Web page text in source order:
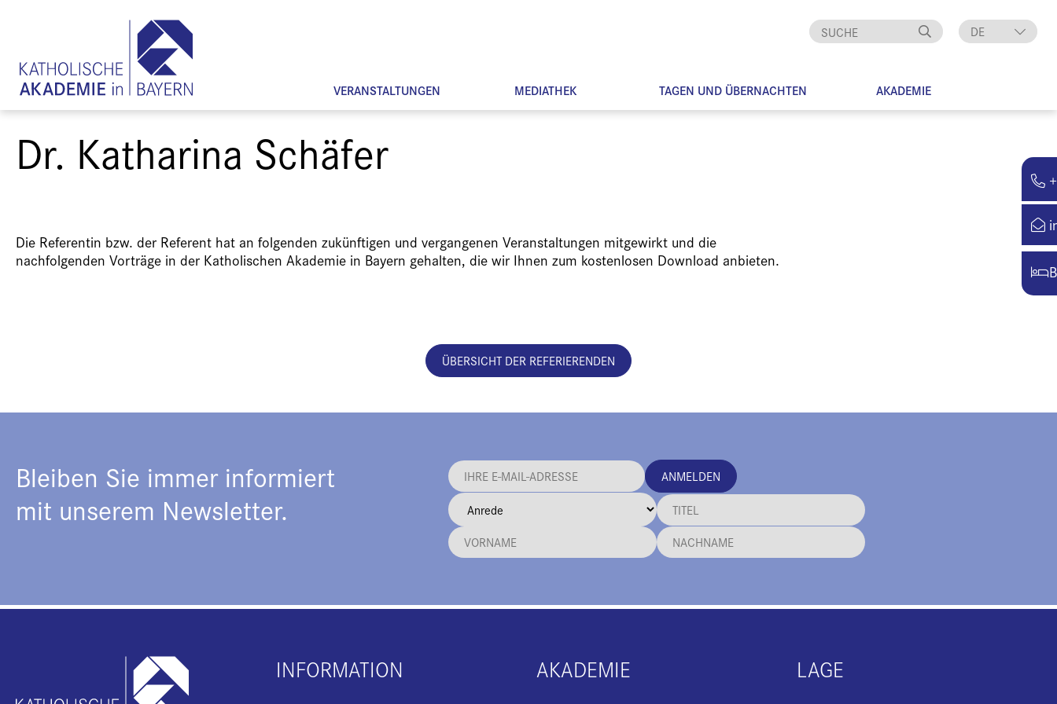
DE
VERANSTALTUNGEN MEDIATHEK TAGEN UND ÜBERNACHTEN AKADEMIE
Dr. Katharina Schäfer
Die Referentin bzw. der Referent hat an folgenden zukünftigen und vergangenen Veranstaltungen mitgewirkt und die
nachfolgenden Vorträge in der Katholischen Akademie in Bayern gehalten, die wir Ihnen zum kostenlosen Download anbieten.
ÜBERSICHT DER REFERIERENDEN
Bleiben Sie immer informiert
mit unserem Newsletter.
ANMELDEN
INFORMATION AKADEMIE LAGE